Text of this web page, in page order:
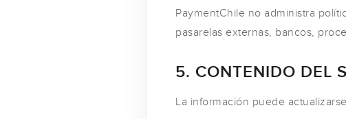
PaymentChile no administra
pasarelas externas, bancos,
5. CONTENIDO DEL
La información puede